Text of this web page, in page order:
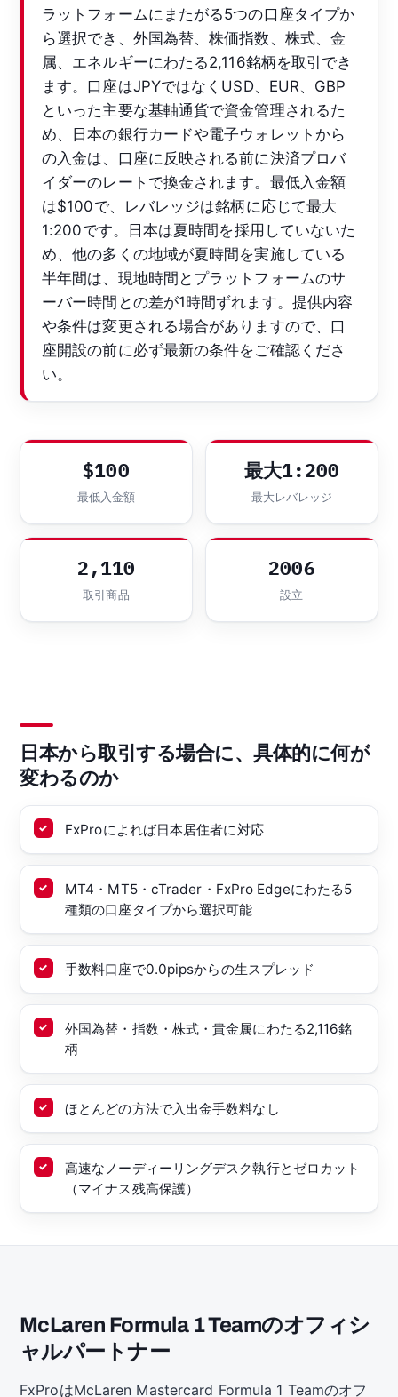
ラットフォームにまたがる5つの口座タイプか
ら選択でき、外国為替、株価指数、株式、金
属、エネルギーにわたる2,116銘柄を取引でき
ます。口座はJPYではなくUSD、EUR、GBP
といった主要な基軸通貨で資金管理されるた
め、日本の銀行カードや電子ウォレットから
の入金は、口座に反映される前に決済プロバ
イダーのレートで換金されます。最低入金額
は$100で、レバレッジは銘柄に応じて最大
1:200です。日本は夏時間を採用していないた
め、他の多くの地域が夏時間を実施している
半年間は、現地時間とプラットフォームのサ
ーバー時間との差が1時間ずれます。提供内容
や条件は変更される場合がありますので、口
座開設の前に必ず最新の条件をご確認くださ
い。
$100
最低入金額
最大1:200
最大レバレッジ
2,110
取引商品
2006
設立
日本から取引する場合に、具体的に何が
変わるのか
FxProによれば日本居住者に対応
MT4・MT5・cTrader・FxPro Edgeにわたる5
種類の口座タイプから選択可能
手数料口座で0.0pipsからの生スプレッド
外国為替・指数・株式・貴金属にわたる2,116銘
柄
ほとんどの方法で入出金手数料なし
高速なノーディーリングデスク執行とゼロカット
（マイナス残高保護）
McLaren Formula 1 Teamのオフィシ
ャルパートナー
FxProはMcLaren Mastercard Formula 1 Teamのオフ